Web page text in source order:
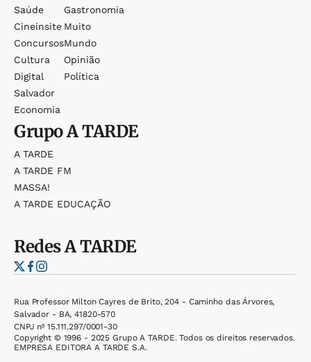
Saúde
Cineinsite
Concursos
Cultura
Digital
Salvador
Economia
Gastronomia
Muito
Mundo
Opinião
Política
GrupoA TARDE
A TARDE
A TARDE FM
MASSA!
A TARDE EDUCAÇÃO
RedesA TARDE
Rua Professor Milton Cayres de Brito, 204 - Caminho das Árvores,
Salvador - BA, 41820-570
CNPJ nº 15.111.297/0001-30
Copyright © 1996 - 2025 Grupo A TARDE. Todos os direitos reservados.
EMPRESA EDITORA A TARDE S.A.